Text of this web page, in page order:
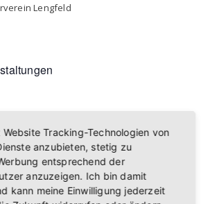
Lengfeld
Zwiebelkirchweih
-27 September
Tracking-Technologien von
anzubieten, stetig zu
entsprechend der
anzuzeigen. Ich bin damit
kann meine Einwilligung jederzeit